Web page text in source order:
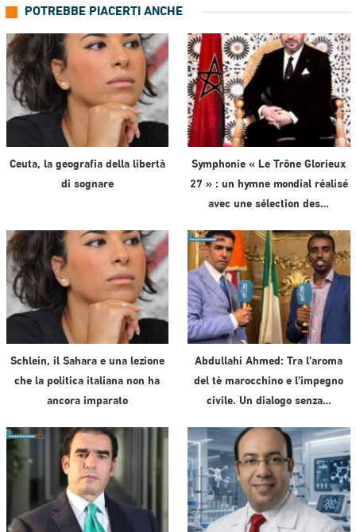
POTREBBE PIACERTI ANCHE
Ceuta, la geografia della libertà
di sognare
Symphonie « Le Trône Glorieux
27 » : un hymne mondial réalisé
avec une sélection des…
Schlein, il Sahara e una lezione
che la politica italiana non ha
ancora imparato
Abdullahi Ahmed: Tra l’aroma
del tè marocchino e l’impegno
civile. Un dialogo senza…